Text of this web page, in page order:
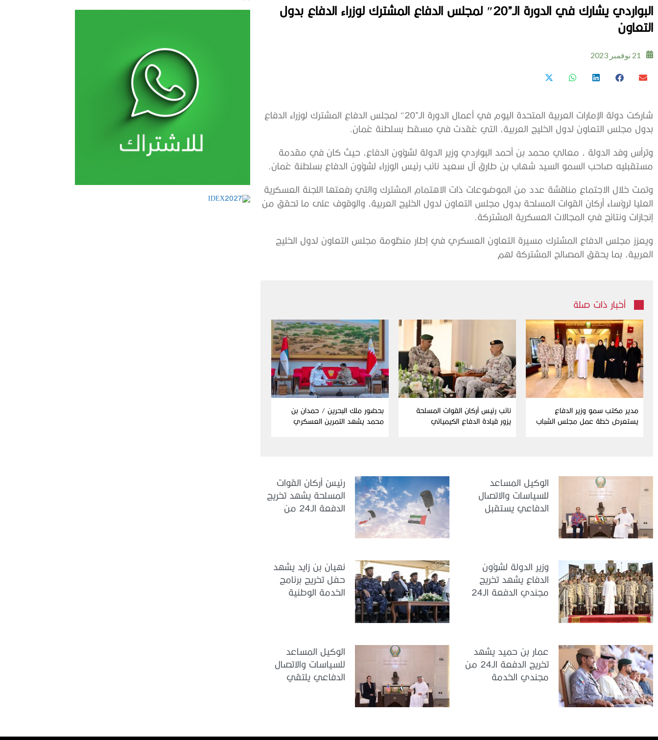
البواردي يشارك في الدورة الـ”20″ لمجلس الدفاع المشترك لوزراء الدفاع بدول
التعاون
21 نوفمبر 2023
شاركت دولة الإمارات العربية المتحدة اليوم في أعمال الدورة الـ”20″ لمجلس الدفاع المشترك لوزراء الدفاع
بدول مجلس التعاون لدول الخليج العربية، التي عُقدت في مسقط بسلطنة عُمان.
وترأس وفد الدولة ، معالي محمد بن أحمد البواردي وزير الدولة لشؤون الدفاع، حيث كان في مقدمة
مستقبليه صاحب السمو السيد شهاب بن طارق آل سعيد نائب رئيس الوزراء لشؤون الدفاع بسلطنة عُمان.
وتمت خلال الاجتماع مناقشة عدد من الموضوعات ذات الاهتمام المشترك والتي رفعتها اللجنة العسكرية
العليا لرؤساء أركان القوات المسلحة بدول مجلس التعاون لدول الخليج العربية، والوقوف على ما تحقق من
إنجازات ونتائج في المجالات العسكرية المشتركة.
ويعزز مجلس الدفاع المشترك مسيرة التعاون العسكري في إطار منظومة مجلس التعاون لدول الخليج
العربية، بما يحقق المصالح المشتركة لهم
أخبار ذات صلة
مدير مكتب سمو وزير الدفاع
يستعرض خطة عمل مجلس الشباب
نائب رئيس أركان القوات المسلحة
يزور قيادة الدفاع الكيميائي
بحضور ملك البحرين / حمدان بن
محمد يشهد التمرين العسكري
الوكيل المساعد
للسياسات والاتصال
الدفاعي يستقبل
رئيسُ أركان القوات
المسلحة يشهد تخريج
الدفعة الـ24 من
وزير الدولة لشؤون
الدفاع يشهد تخريج
مجندي الدفعة الـ24
نهيان بن زايد يشهد
حفل تخريج برنامج
الخدمة الوطنية
عمار بن حميد يشهد
تخريج الدفعة الـ24 من
مجندي الخدمة
الوكيل المساعد
للسياسات والاتصال
الدفاعي يلتقي